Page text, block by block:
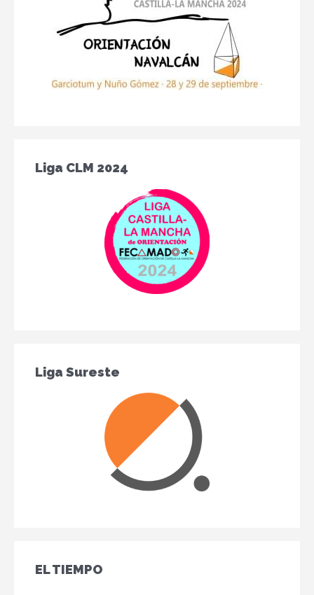
Liga CLM 2024
Liga Sureste
EL TIEMPO